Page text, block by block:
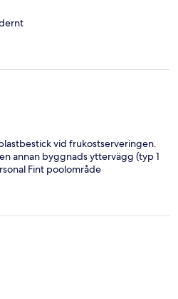
vid frukostserveringen.
annan byggnads yttervägg (typ 1
Fint poolområde